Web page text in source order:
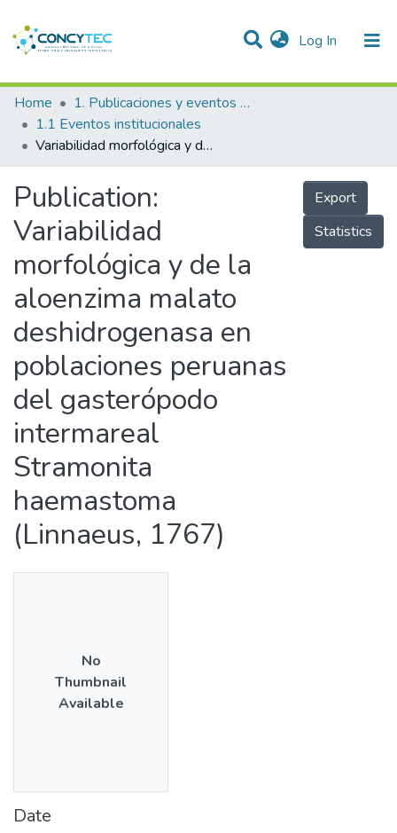
Log In (current)
Communities & Collections
Research Outputs
People
Statistics
Home
1. Publicaciones y eventos institucionales
1.1 Eventos institucionales
Variabilidad morfológica y de la aloenzima malato deshidrogenasa en poblaciones peruanas del gasterópodo intermareal Stramonita haemastoma (Linnaeus, 1767)
Publication:
Variabilidad
morfológica y de la
aloenzima malato
deshidrogenasa en
poblaciones peruanas
del gasterópodo
intermareal
Stramonita
haemastoma
(Linnaeus, 1767)
Export
Statistics
No
Thumbnail
Available
Date